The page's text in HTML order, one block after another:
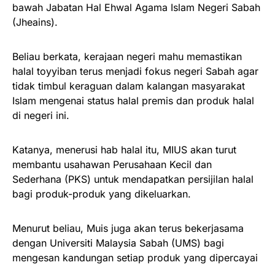
bawah Jabatan Hal Ehwal Agama Islam Negeri Sabah
(Jheains).
Beliau berkata, kerajaan negeri mahu memastikan
halal toyyiban terus menjadi fokus negeri Sabah agar
tidak timbul keraguan dalam kalangan masyarakat
Islam mengenai status halal premis dan produk halal
di negeri ini.
Katanya, menerusi hab halal itu, MIUS akan turut
membantu usahawan Perusahaan Kecil dan
Sederhana (PKS) untuk mendapatkan persijilan halal
bagi produk-produk yang dikeluarkan.
Menurut beliau, Muis juga akan terus bekerjasama
dengan Universiti Malaysia Sabah (UMS) bagi
mengesan kandungan setiap produk yang dipercayai